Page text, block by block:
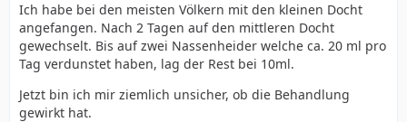
Ich habe bei den meisten Völkern mit den kleinen Docht
angefangen. Nach 2 Tagen auf den mittleren Docht
gewechselt. Bis auf zwei Nassenheider welche ca. 20 ml pro
Tag verdunstet haben, lag der Rest bei 10ml.
Jetzt bin ich mir ziemlich unsicher, ob die Behandlung
gewirkt hat.